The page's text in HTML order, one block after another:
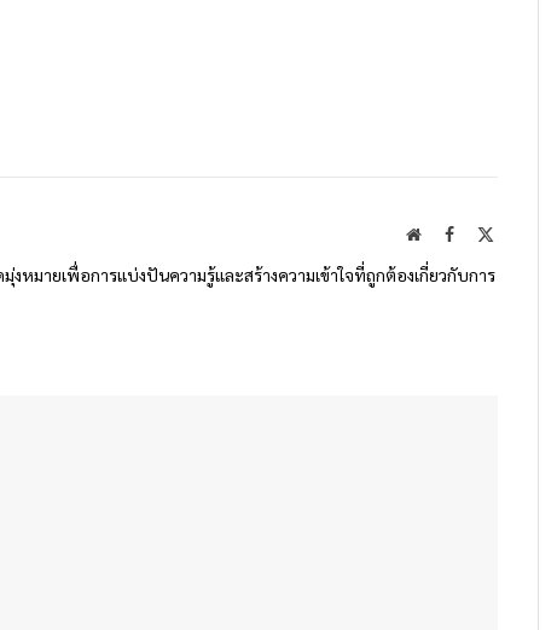
WebsiteFacebook
งหมายเพื่อการแบ่งปันความรู้และสร้างความเข้าใจที่ถูกต้องเกี่ยวกับการ